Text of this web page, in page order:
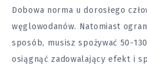
Dobowa norma u dorosłego
węglowodanów. Natomiast
sposób, musisz spożywać 50-
osiągnąć zadowalający efekt i